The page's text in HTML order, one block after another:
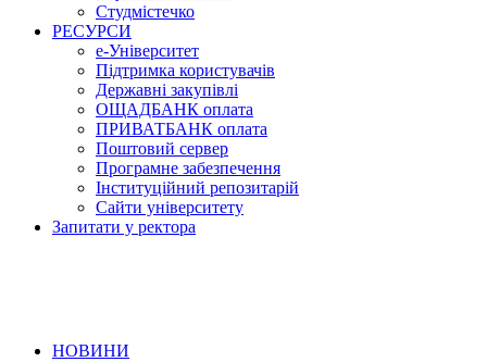
Студмістечко
РЕСУРСИ
е-Університет
Підтримка користувачів
Державні закупівлі
ОЩАДБАНК оплата
ПРИВАТБАНК оплата
Поштовий сервер
Програмне забезпечення
Інституційний репозитарій
Сайти університету
Запитати у ректора
НОВИНИ